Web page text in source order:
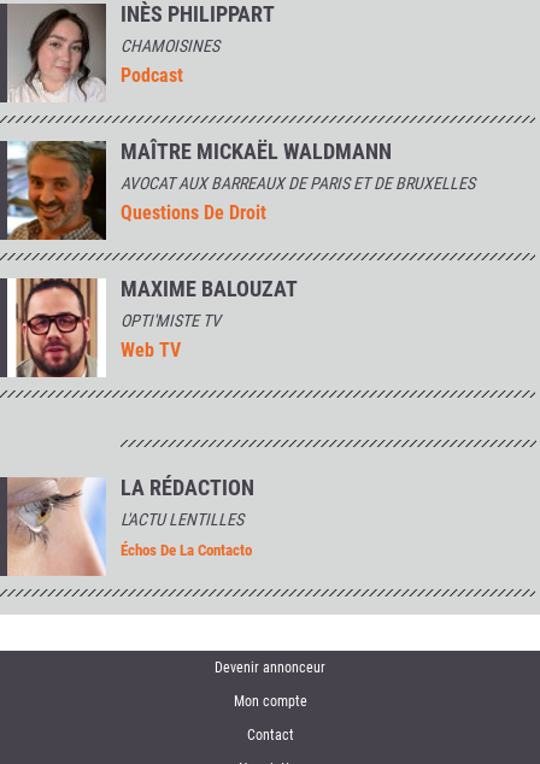
INÈS PHILIPPART
CHAMOISINES
Podcast
MAÎTRE MICKAËL WALDMANN
AVOCAT AUX BARREAUX DE PARIS ET DE BRUXELLES
Questions De Droit
MAXIME BALOUZAT
OPTI'MISTE TV
Web TV
LA RÉDACTION
L'ACTU LENTILLES
Échos De La Contacto
Devenir annonceur
Mon compte
Contact